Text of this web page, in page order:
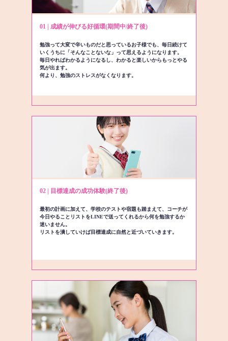
01 | 成績が伸びる好循環(期間中/終了後)
勉強って大変で辛いものだと思っているお子様でも、毎日続けて
いくうちに「そんなことないな」って思えるようになります。
毎日やればわかるようになるし、わかると楽しいからもっとやる
気が出ます。
何より、勉強のストレスがなくなります。
02 | 目標達成の成功体験(終了後)
最初の計画に加えて、学校のテストや宿題も踏まえて、コーチが
今日やることリストをLINEで送ってくれるから何を勉強するか
迷いません。
リストを潰していけば目標達成に自然と近づいていきます。